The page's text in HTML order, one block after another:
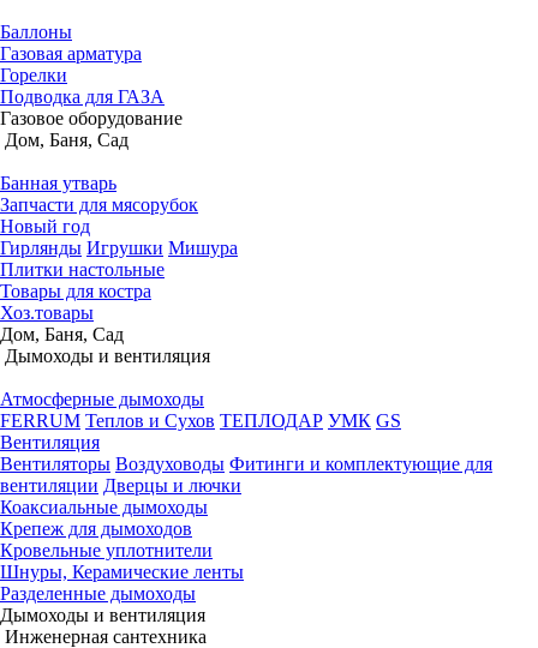
Баллоны
Газовая арматура
Горелки
Подводка для ГАЗА
Газовое оборудование
Дом, Баня, Сад
Банная утварь
Запчасти для мясорубок
Новый год
Гирлянды Игрушки Мишура
Плитки настольные
Товары для костра
Хоз.товары
Дом, Баня, Сад
Дымоходы и вентиляция
Атмосферные дымоходы
FERRUM Теплов и Сухов ТЕПЛОДАР УМК GS
Вентиляция
Вентиляторы Воздуховоды Фитинги и комплектующие для
вентиляции Дверцы и лючки
Коаксиальные дымоходы
Крепеж для дымоходов
Кровельные уплотнители
Шнуры, Керамические ленты
Разделенные дымоходы
Дымоходы и вентиляция
Инженерная сантехника